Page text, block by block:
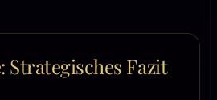
Strategisches Fazit